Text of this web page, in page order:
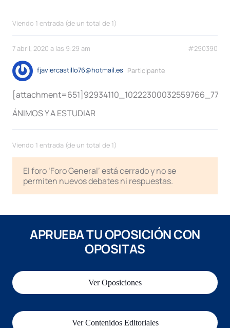
Viendo 1 entrada (de un total de 1)
7 abril, 2020 a las 9:29 am #290390
fjaviercastillo76@hotmail.es Participante
ÁNIMOS Y A ESTUDIAR
Viendo 1 entrada (de un total de 1)
El foro ‘Foro General’ está cerrado y no se
permiten nuevos debates ni respuestas.
APRUEBA TU OPOSICIÓN CON
OPOSITAS
Ver Oposiciones
Ver Contenidos Editoriales